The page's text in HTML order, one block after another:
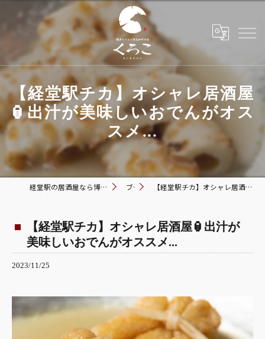
【経堂駅チカ】オシャレ居酒屋
🏮出汁が美味しいおでんがオス
スメ...
経堂駅の居酒屋なら博多おでんと黒毛和牛の店 くろこ ブログ 【経堂駅チカ】オシャレ居酒屋🏮出汁が美味しいおでんがオススメ...
【経堂駅チカ】オシャレ居酒屋🏮出汁が
美味しいおでんがオススメ...
2023/11/25